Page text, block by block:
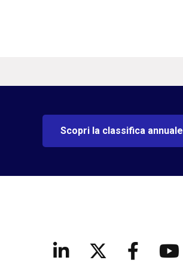
Scopri la classifica annuale